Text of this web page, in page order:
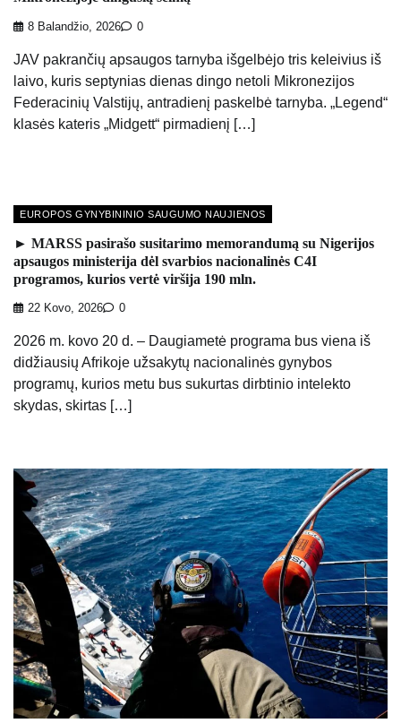
8 Balandžio, 2026 0
JAV pakrančių apsaugos tarnyba išgelbėjo tris keleivius iš
laivo, kuris septynias dienas dingo netoli Mikronezijos
Federacinių Valstijų, antradienį paskelbė tarnyba. „Legend“
klasės kateris „Midgett“ pirmadienį […]
EUROPOS GYNYBININIO SAUGUMO NAUJIENOS
► MARSS pasirašo susitarimo memorandumą su Nigerijos
apsaugos ministerija dėl svarbios nacionalinės C4I
programos, kurios vertė viršija 190 mln.
22 Kovo, 2026 0
2026 m. kovo 20 d. – Daugiametė programa bus viena iš
didžiausių Afrikoje užsakytų nacionalinės gynybos
programų, kurios metu bus sukurtas dirbtinio intelekto
skydas, skirtas […]